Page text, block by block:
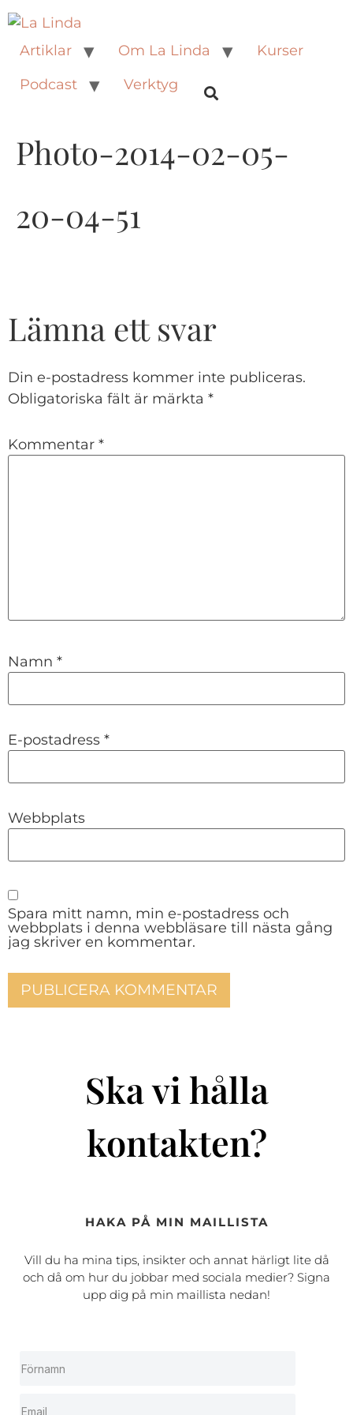
Artiklar Om La Linda
Kurser
Podcast
Verktyg
Photo-2014-02-05-
20-04-51
Lämna ett svar
Din e-postadress kommer inte publiceras.
Obligatoriska fält är märkta *
Kommentar *
Namn *
E-postadress *
Webbplats
Spara mitt namn, min e-postadress och
webbplats i denna webbläsare till nästa gång
jag skriver en kommentar.
Ska vi hålla
kontakten?
HAKA PÅ MIN MAILLISTA
Vill du ha mina tips, insikter och annat härligt lite då
och då om hur du jobbar med sociala medier? Signa
upp dig på min maillista nedan!